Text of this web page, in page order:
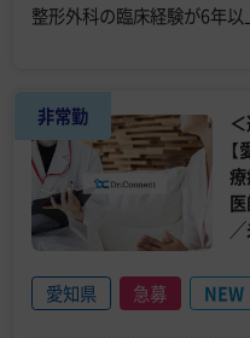
整形外科の臨床経験が6年以
非常勤
愛知県 急募 NEW